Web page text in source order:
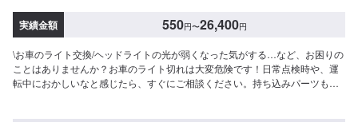
実績金額 550円〜26,400円
\お車のライト交換/ヘッドライトの光が弱くなった気がする…など、お困りの
ことはありませんか？お車のライト切れは大変危険です！日常点検時や、運
転中におかしいなと感じたら、すぐにご相談ください。持ち込みパーツも対
用の場合は16,500円前後●その他外車：3,850円〜5,390円HID使用の場合は